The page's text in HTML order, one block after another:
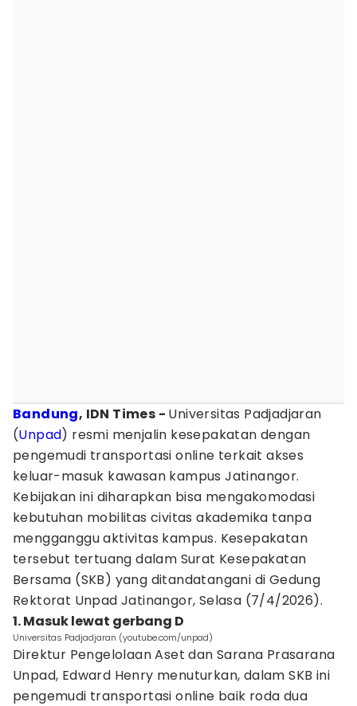
Bandung, IDN Times - Universitas Padjadjaran
(Unpad) resmi menjalin kesepakatan dengan
pengemudi transportasi online terkait akses
keluar-masuk kawasan kampus Jatinangor.
Kebijakan ini diharapkan bisa mengakomodasi
kebutuhan mobilitas civitas akademika tanpa
mengganggu aktivitas kampus. Kesepakatan
tersebut tertuang dalam Surat Kesepakatan
Bersama (SKB) yang ditandatangani di Gedung
Rektorat Unpad Jatinangor, Selasa (7/4/2026).
1. Masuk lewat gerbang D
Universitas Padjadjaran (youtube.com/unpad)
Direktur Pengelolaan Aset dan Sarana Prasarana
Unpad, Edward Henry menuturkan, dalam SKB ini
pengemudi transportasi online baik roda dua